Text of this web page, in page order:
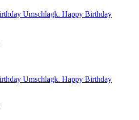
Umschlagk. Happy Birthday
Umschlagk. Happy Birthday